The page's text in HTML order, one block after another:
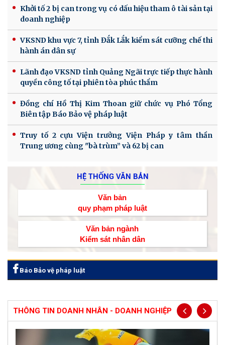
Khởi tố 2 bị can trong vụ có dấu hiệu tham ô tài sản tại
doanh nghiệp
VKSND khu vực 7, tỉnh Đắk Lắk kiểm sát cưỡng chế thi
hành án dân sự
Lãnh đạo VKSND tỉnh Quảng Ngãi trực tiếp thực hành
quyền công tố tại phiên tòa phúc thẩm
Đồng chí Hồ Thị Kim Thoan giữ chức vụ Phó Tổng
Biên tập Báo Bảo vệ pháp luật
Truy tố 2 cựu Viện trưởng Viện Pháp y tâm thần
Trung ương cùng "bà trùm” và 62 bị can
HỆ THỐNG VĂN BẢN
Văn bản
quy phạm pháp luật
Văn bản ngành
Kiểm sát nhân dân
Báo Bảo vệ pháp luật
THÔNG TIN DOANH NHÂN - DOANH NGHIỆP